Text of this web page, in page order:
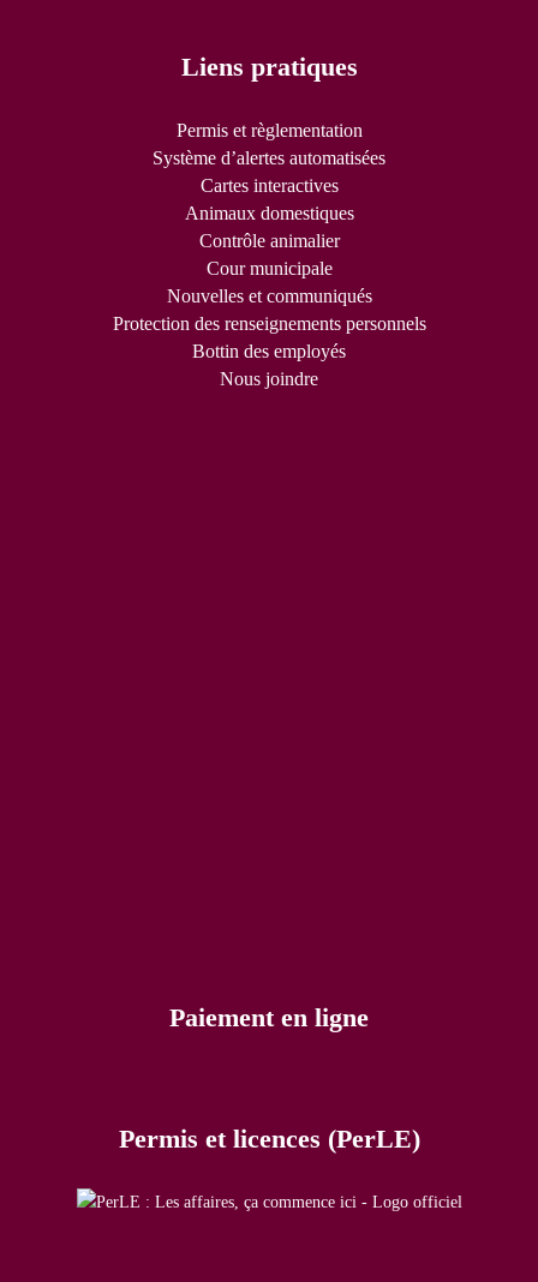
Liens pratiques
Permis et règlementation
Système d’alertes automatisées
Cartes interactives
Animaux domestiques
Contrôle animalier
Cour municipale
Nouvelles et communiqués
Protection des renseignements personnels
Bottin des employés
Nous joindre
Paiement en ligne
Permis et licences (PerLE)